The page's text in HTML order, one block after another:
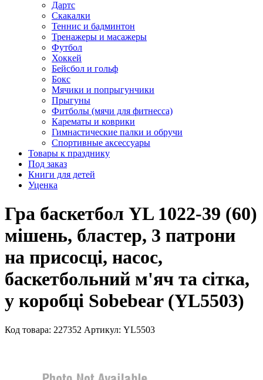
Дартс
Скакалки
Теннис и бадминтон
Тренажеры и масажеры
Футбол
Хоккей
Бейсбол и гольф
Бокс
Мячики и попрыгунчики
Прыгуны
Фитболы (мячи для фитнесса)
Карематы и коврики
Гимнастические палки и обручи
Спортивные аксессуары
Товары к празднику
Под заказ
Книги для детей
Уценка
Гра баскетбол YL 1022-39 (60)
мішень, бластер, 3 патрони
на присосці, насос,
баскетбольний м'яч та сітка,
у коробці Sobebear (YL5503)
Код товара: 227352 Артикул: YL5503